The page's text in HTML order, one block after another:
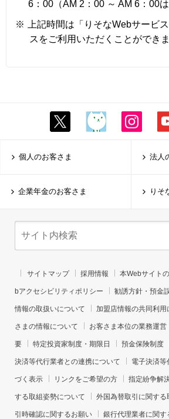
6：00（AM 2：00 ～ AM 6：00は
※
上記時間は「りそなWebサービ
スをご利用いただくことができま
個人のお客さま 法人
企業年金のお客さま りそ
サイトマップ 採用情報 本Webサイト
bアクセシビリティポリシー 勧誘方針・預金
情報の取扱いについて 加盟店情報の共同利用
さまの情報について お客さま本位の業務運営
要 特定投資家制度・期限日 預金保険制度
決済等代行業者との連携について 電子決済等
づく表示 リンクをご希望の方 指定紛争解
する取組姿勢について 外国為替取引に関する
引時確認に関するお願い 銀行代理業者に関す